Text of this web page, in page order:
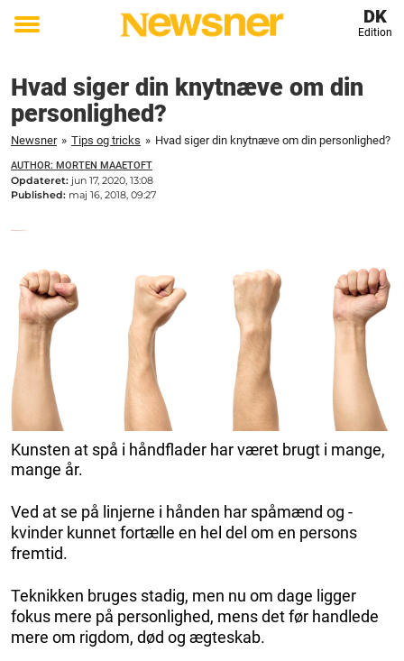
Toggle
DK
Edition
Hvad siger din knytnæve om din
personlighed?
Newsner » Tips og tricks » Hvad siger din knytnæve om din personlighed?
AUTHOR: MORTEN MAAETOFT
Opdateret: jun 17, 2020, 13:08
Published: maj 16, 2018, 09:27
Kunsten at spå i håndflader har været brugt i mange,
mange år.
Ved at se på linjerne i hånden har spåmænd og -
kvinder kunnet fortælle en hel del om en persons
fremtid.
Teknikken bruges stadig, men nu om dage ligger
fokus mere på personlighed, mens det før handlede
mere om rigdom, død og ægteskab.